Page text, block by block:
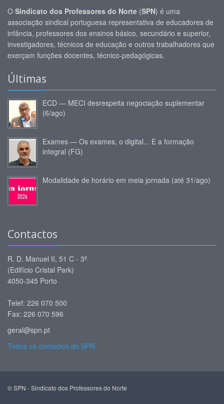
O Sindicato dos Professores do Norte (SPN) é uma
associação sindical portuguesa representativa de educadores de
infância, professores dos ensinos básico, secundário e superior,
investigadores, técnicos de educação e outros trabalhadores que
exerçam funções docentes, técnico-pedagógicas.
Últimas
ECD — MECI desrespeita negociação suplementar
(6/ago)
Exames — Os exames, o digital... E a formação
integral (FG)
Modalidade de horário em meia jornada (até 31/ago)
Contactos
R. D. Manuel II, 51 C - 3º
(Edifício Cristal Park)
4050-345 Porto
Telef: 226 070 500
Fax: 226 070 596
geral@spn.pt
Todos os contactos do SPN
© SPN - Sindicato dos Professores do Norte